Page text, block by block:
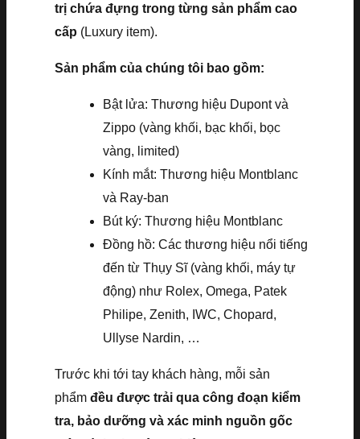
trị chứa đựng trong từng sản phẩm cao
cấp (Luxury item).
Sản phẩm của chúng tôi bao gồm:
Bật lửa: Thương hiệu Dupont và
Zippo (vàng khối, bạc khối, bọc
vàng, limited)
Kính mắt: Thương hiệu Montblanc
và Ray-ban
Bút ký: Thương hiệu Montblanc
Đồng hồ: Các thương hiệu nổi tiếng
đến từ Thụy Sĩ (vàng khối, máy tự
động) như Rolex, Omega, Patek
Philipe, Zenith, IWC, Chopard,
Ullyse Nardin, …
Trước khi tới tay khách hàng, mỗi sản
phẩm đều được trải qua công đoạn kiểm
tra, bảo dưỡng và xác minh nguồn gốc